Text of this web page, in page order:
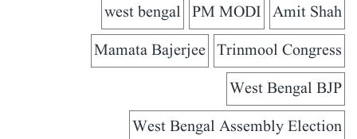
Amit Shah
PM MODI
west bengal
Trinmool Congress
Mamata Bajerjee
West Bengal BJP
West Bengal Assembly Election